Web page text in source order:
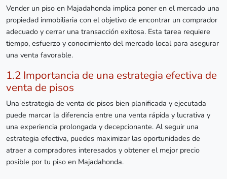
Vender un piso en Majadahonda implica poner en el mercado una
propiedad inmobiliaria con el objetivo de encontrar un comprador
adecuado y cerrar una transacción exitosa. Esta tarea requiere
tiempo, esfuerzo y conocimiento del mercado local para asegurar
una venta favorable.
1.2 Importancia de una estrategia efectiva de
venta de pisos
Una estrategia de venta de pisos bien planificada y ejecutada
puede marcar la diferencia entre una venta rápida y lucrativa y
una experiencia prolongada y decepcionante. Al seguir una
estrategia efectiva, puedes maximizar las oportunidades de
atraer a compradores interesados y obtener el mejor precio
posible por tu piso en Majadahonda.